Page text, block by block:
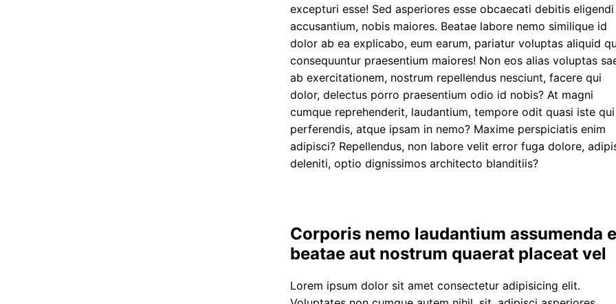
excepturi esse! Sed asperiores esse obcaecati debitis eligendi
accusantium, nobis maiores. Beatae labore nemo similique id
dolor ab ea explicabo, eum earum, pariatur voluptas aliquid
consequuntur praesentium maiores! Non eos alias voluptas
ab exercitationem, nostrum repellendus nesciunt, facere qui
dolor, delectus porro praesentium odio id nobis? At magni
cumque reprehenderit, laudantium, tempore odit quasi iste qui
perferendis, atque ipsam in nemo? Maxime perspiciatis enim
adipisci? Repellendus, non labore velit error fuga dolore,
deleniti, optio dignissimos architecto blanditiis?
Corporis nemo laudantium assumenda
beatae aut nostrum quaerat placeat vel
Lorem ipsum dolor sit amet consectetur adipisicing elit.